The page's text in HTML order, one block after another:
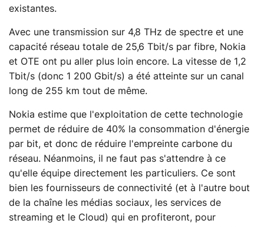
existantes.
Avec une transmission sur 4,8 THz de spectre et une
capacité réseau totale de 25,6 Tbit/s par fibre, Nokia
et OTE ont pu aller plus loin encore. La vitesse de 1,2
Tbit/s (donc 1 200 Gbit/s) a été atteinte sur un canal
long de 255 km tout de même.
Nokia estime que l'exploitation de cette technologie
permet de réduire de 40% la consommation d'énergie
par bit, et donc de réduire l'empreinte carbone du
réseau. Néanmoins, il ne faut pas s'attendre à ce
qu'elle équipe directement les particuliers. Ce sont
bien les fournisseurs de connectivité (et à l'autre bout
de la chaîne les médias sociaux, les services de
streaming et le Cloud) qui en profiteront, pour